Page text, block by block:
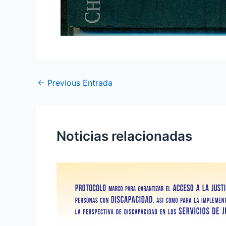
← Previous Entrada
Noticias relacionadas